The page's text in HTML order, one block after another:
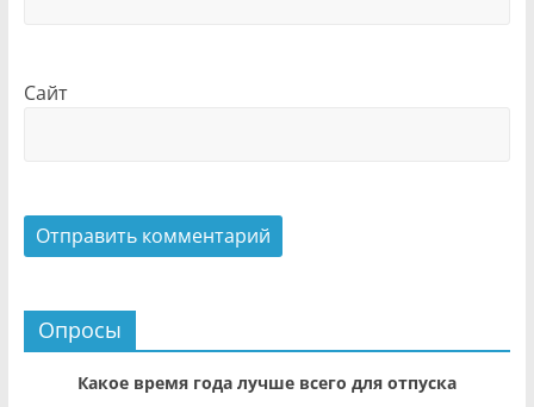
Сайт
Опросы
Какое время года лучше всего для отпуска